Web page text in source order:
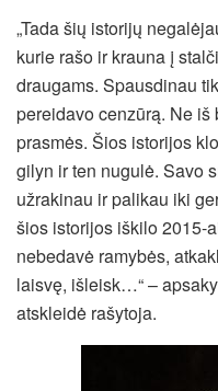
„Tada šių istorijų
kurie rašo ir krauna į
draugams. Spausdinau
pereidavo cenzūrą. Ne
prasmės. Šios istorijos
gilyn ir ten nugulė. Savo
užrakinau ir palikau iki
šios istorijos iškilo 2015-
nebedavė ramybės,
laisvę, išleisk…“ –
atskleidė rašytoja.